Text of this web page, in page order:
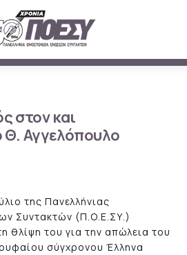
στον και
Αγγελόπουλο
της Πανελλήνιας
Συντακτών (Π.Ο.Ε.ΣΥ.)
θλίψη του για την απώλεια του
σύγχρονου Έλληνα